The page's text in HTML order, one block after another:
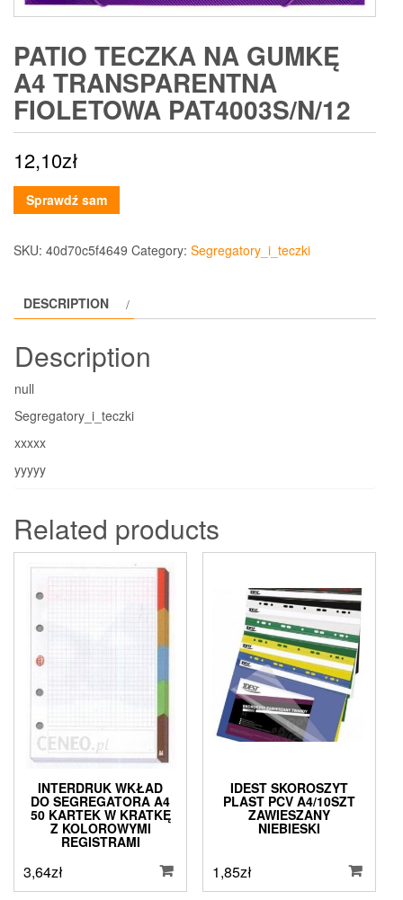
PATIO TECZKA NA GUMKĘ
A4 TRANSPARENTNA
FIOLETOWA PAT4003S/N/12
12,10zł
Sprawdź sam
SKU: 40d70c5f4649 Category: Segregatory_i_teczki
DESCRIPTION
Description
null
Segregatory_i_teczki
xxxxx
yyyyy
Related products
INTERDRUK WKŁAD
DO SEGREGATORA A4
50 KARTEK W KRATKĘ
Z KOLOROWYMI
REGISTRAMI
3,64zł
IDEST SKOROSZYT
PLAST PCV A4/10SZT
ZAWIESZANY
NIEBIESKI
1,85zł